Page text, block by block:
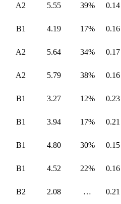
A2 5.55 39% 0.14
B1 4.19 17% 0.16
A2 5.64 34% 0.17
A2 5.79 38% 0.16
B1 3.27 12% 0.23
B1 3.94 17% 0.21
B1 4.80 30% 0.15
B1 4.52 22% 0.16
B2 2.08 … 0.21